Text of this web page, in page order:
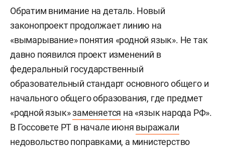
«Все мы понимаем, что лишение возможности
использовать в публичном пространстве [языки
народов] значительно сузит среду их
использования. Хотелось бы, чтобы борьба с
иностранными заимствованиями, которые
действительно заполонили русский язык и
мешают его развитию, не затронула право
народов на сохранение родного языка,
гарантированное Конституцией Российской
Обратим внимание на деталь. Новый
законопроект продолжает линию на
«вымарывание» понятия «родной язык». Не так
давно появился проект изменений в
федеральный государственный
образовательный стандарт основного общего и
начального общего образования, где предмет
«родной язык»заменяется на «язык народа РФ».
В Госсовете РТ в начале июня выражали
недовольствопоправками, а министерство